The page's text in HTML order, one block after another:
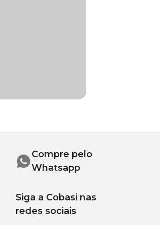
Compre pelo
Whatsapp
Siga a Cobasi nas
redes sociais